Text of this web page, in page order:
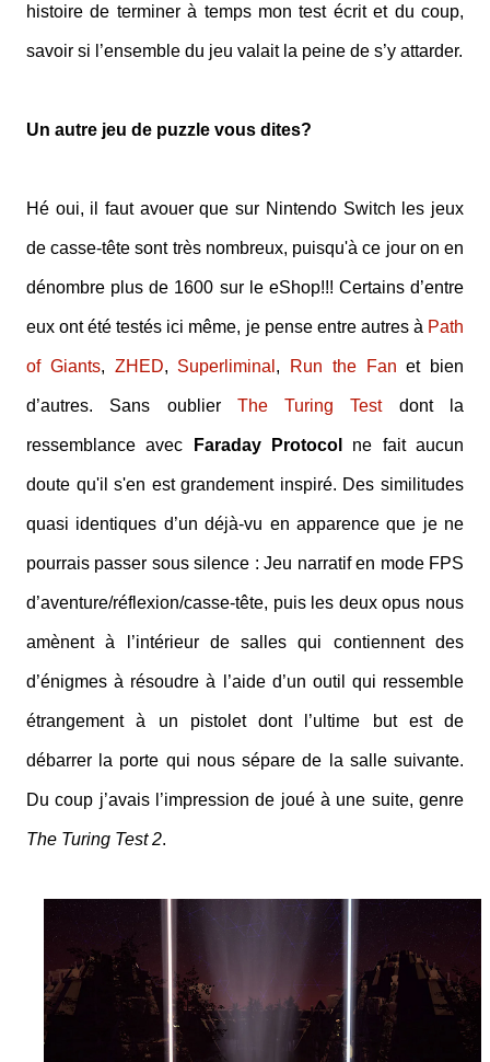
histoire de terminer à temps mon test écrit et du coup,
savoir si l’ensemble du jeu valait la peine de s’y attarder.
Un autre jeu de puzzle vous dites?
Hé oui, il faut avouer que sur Nintendo Switch les jeux
de casse-tête sont très nombreux, puisqu'à ce jour on en
dénombre plus de 1600 sur le eShop!!! Certains d’entre
eux ont été testés ici même, je pense entre autres à Path
of Giants, ZHED, Superliminal , Run the Fan et bien
d’autres. Sans oublier The Turing Testdont la
ressemblance avec Faraday Protocol ne fait aucun
doute qu'il s'en est grandement inspiré. Des similitudes
quasi identiques d’un déjà-vu en apparence que je ne
pourrais passer sous silence : Jeu narratif en mode FPS
d’aventure/réflexion/casse-tête, puis les deux opus nous
amènent à l’intérieur de salles qui contiennent des
d’énigmes à résoudre à l’aide d’un outil qui ressemble
étrangement à un pistolet dont l’ultime but est de
débarrer la porte qui nous sépare de la salle suivante.
Du coup j’avais l’impression de joué à une suite, genre
The Turing Test 2.